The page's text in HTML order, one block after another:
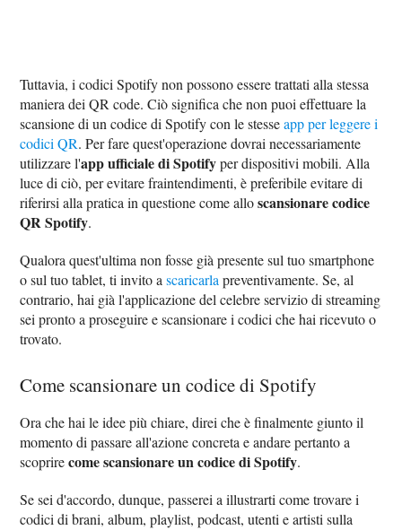
Tuttavia, i codici Spotify non possono essere trattati alla stessa
maniera dei QR code. Ciò significa che non puoi effettuare la
scansione di un codice di Spotify con le stesseapp per leggere i
codici QR. Per fare quest'operazione dovrai necessariamente
utilizzare l'app ufficiale di Spotifyper dispositivi mobili. Alla
luce di ciò, per evitare fraintendimenti, è preferibile evitare di
riferirsi alla pratica in questione come alloscansionare codice
QR Spotify.
Qualora quest'ultima non fosse già presente sul tuo smartphone
o sul tuo tablet, ti invito ascaricarla preventivamente. Se, al
contrario, hai già l'applicazione del celebre servizio di streaming
sei pronto a proseguire e scansionare i codici che hai ricevuto o
trovato.
Come scansionare un codice di Spotify
Ora che hai le idee più chiare, direi che è finalmente giunto il
momento di passare all'azione concreta e andare pertanto a
scoprirecome scansionare un codice di Spotify.
Se sei d'accordo, dunque, passerei a illustrarti come trovare i
codici di brani, album, playlist, podcast, utenti e artisti sulla